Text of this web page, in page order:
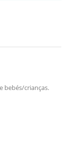
bebés/crianças.